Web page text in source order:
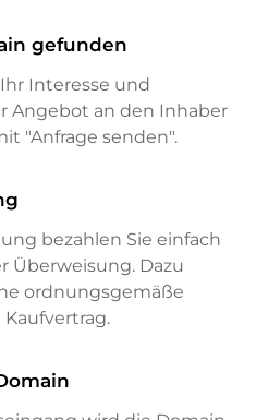
gefunden
Interesse und
Angebot an den Inhaber
"Anfrage senden".
bezahlen Sie einfach
Überweisung. Dazu
ordnungsgemäße